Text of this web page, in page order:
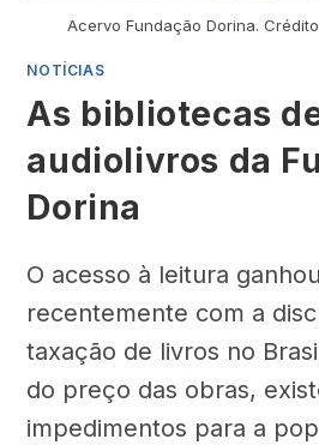
Acervo Fundação Dorina.
NOTÍCIAS
As bibliotecas
audiolivros da
Dorina
O acesso à leitura
recentemente com a
taxação de livros no
do preço das obras,
impedimentos para a